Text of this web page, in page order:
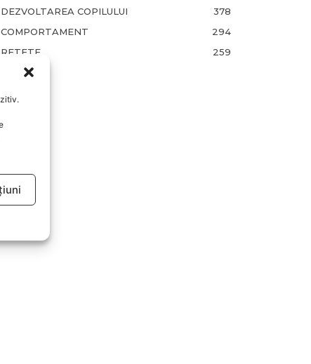
DEZVOLTAREA COPILULUI
378
COMPORTAMENT
294
RETETE
259